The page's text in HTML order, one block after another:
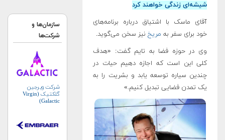
شیشه‌ای زندگی خواهند کرد
آقای ماسک با اشتیاق درباره برنامه‌های
خود برای سفر به مریخ نیز سخن می‌گوید.
وی در حوزه فضا به تایم گفت: «هدف
کلی این است که اجازه دهیم حیات در
چندین سیاره توسعه یابد و بشریت را به
یک تمدن فضایی تبدیل کنیم.»
سازمان‌ها و
شرکت‌ها
شرکت ویرجین
گلکتیک (Virgin
Galactic)